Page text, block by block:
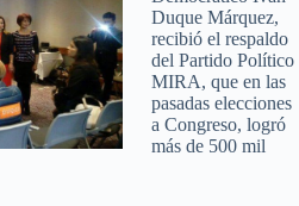
Duque Márquez,
recibió el respaldo
del Partido Político
MIRA, que en las
pasadas elecciones
a Congreso, logró
más de 500 mil